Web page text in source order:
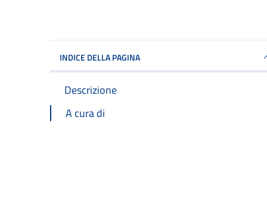
INDICE DELLA PAGINA
Descrizione
A cura di